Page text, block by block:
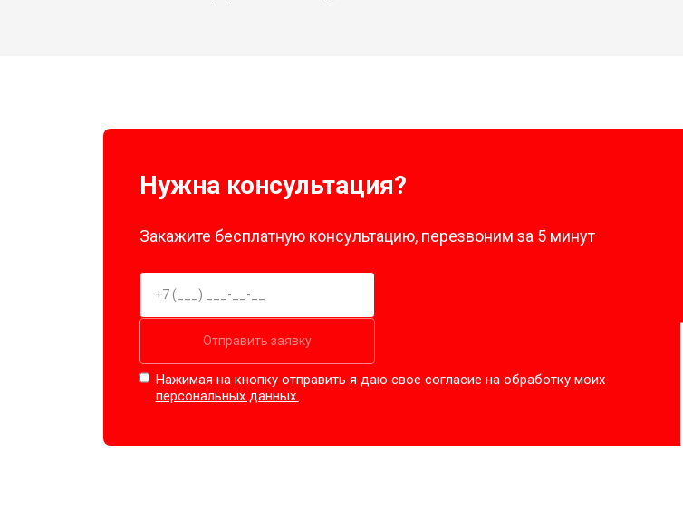
Нужна консультация?
Закажите бесплатную консультацию, перезвоним за 5 минут
Отправить заявку
Нажимая на кнопку отправить я даю свое согласие на обработку моих
персональных данных.